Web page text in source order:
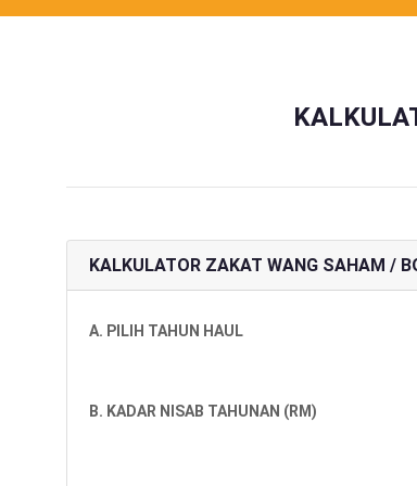
KALKULATOR ZAKAT WANG SAHAM /
A. PILIH TAHUN HAUL
B. KADAR NISAB TAHUNAN (RM)